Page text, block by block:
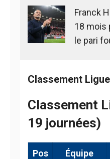
Franck
18 mois
le pari
Classement
Classement
19 journées)
Pos Équipe